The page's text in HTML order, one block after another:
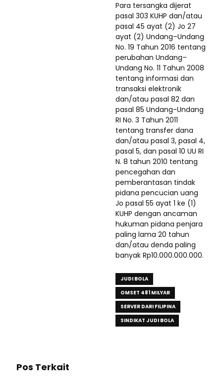
Para tersangka dijerat
pasal 303 KUHP dan/atau
pasal 45 ayat (2) Jo 27
ayat (2) Undang–Undang
No. 19 Tahun 2016 tentang
perubahan Undang–
Undang No. 11 Tahun 2008
tentang informasi dan
transaksi elektronik
dan/atau pasal 82 dan
pasal 85 Undang-Undang
RI No. 3 Tahun 2011
tentang transfer dana
dan/atau pasal 3, pasal 4,
pasal 5, dan pasal 10 UU RI
N. 8 tahun 2010 tentang
pencegahan dan
pemberantasan tindak
pidana pencucian uang
Jo pasal 55 ayat 1 ke (1)
KUHP dengan ancaman
hukuman pidana penjara
paling lama 20 tahun
dan/atau denda paling
banyak Rp10.000.000.000.
JUDI BOLA
OMSET 481 MILYAR
SERVER DARI FILIPINA
SINDIKAT JUDI BOLA
Pos Terkait